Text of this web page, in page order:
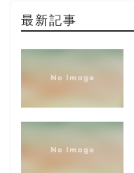
最新記事